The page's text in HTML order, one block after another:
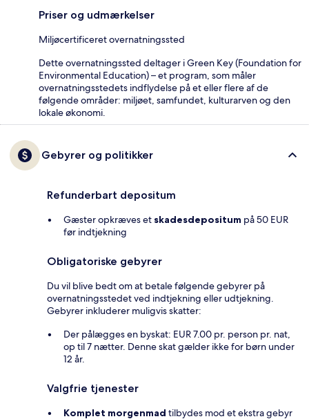
Priser og udmærkelser
Miljøcertificeret overnatningssted
Dette overnatningssted deltager i Green Key (Foundation for
Environmental Education) – et program, som måler
overnatningsstedets indflydelse på et eller flere af de
følgende områder: miljøet, samfundet, kulturarven og den
lokale økonomi.
Gebyrer og politikker
Refunderbart depositum
Gæster opkræves et skadesdepositum på 50 EUR
før indtjekning
Obligatoriske gebyrer
Du vil blive bedt om at betale følgende gebyrer på
overnatningsstedet ved indtjekning eller udtjekning.
Gebyrer inkluderer muligvis skatter:
Der pålægges en byskat: EUR 7.00 pr. person pr. nat,
op til 7 nætter. Denne skat gælder ikke for børn under
12 år.
Valgfrie tjenester
Komplet morgenmad tilbydes mod et ekstra gebyr